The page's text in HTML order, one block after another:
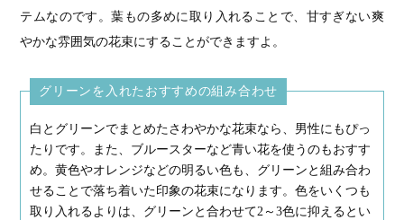
テムなのです。葉もの多めに取り入れることで、甘すぎない爽
やかな雰囲気の花束にすることができますよ。
グリーンを入れたおすすめの組み合わせ
白とグリーンでまとめたさわやかな花束なら、男性にもぴっ
たりです。また、ブルースターなど青い花を使うのもおすす
め。黄色やオレンジなどの明るい色も、グリーンと組み合わ
せることで落ち着いた印象の花束になります。色をいくつも
取り入れるよりは、グリーンと合わせて2～3色に抑えるとい